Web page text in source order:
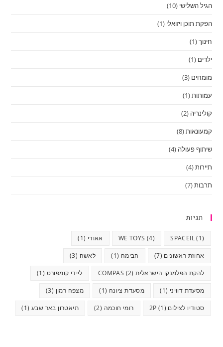
הגיל השלישי (10)
הפקת תוכן ויזואלי (1)
חינוך(1)
ילדים (1)
מומחים (3)
עמותות(1)
קולינריה (2)
קמעונאות(8)
שיתוף פעולה (4)
תיירות(4)
תרבות(7)
תגיות
SPACEIL(1)
WE TOYS (4) אאודי (1)
אחוזת ראשונים (7) הבימה (1) לאשה (3)
להקת הפלמנקו הישראלית COMPAS (2) ליידי קומפורט (1)
מסעדת דוויני (1) מסעדת ציונה (1) מצפה רמון (3)
סטודיו לצילום 2P (1) רומי חוכמה (2) תיאטרון באר שבע (1)